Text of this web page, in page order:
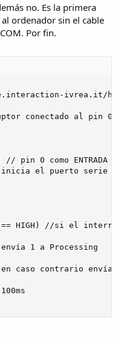
no. Es la primera
ordenador sin el cable
Por fin.
ivrea.it/
conectado al pin 0
// pin 0 como ENTRADA
el puerto serie
HIGH) //si el
1 a Processing
caso contrario envía